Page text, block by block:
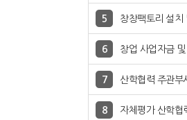
창창팩토리 설치
창업 사업자금
산학협력 주관부
자체평가 산학협